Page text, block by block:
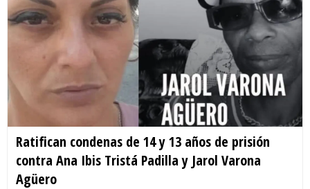
Ratifican condenas de 14 y 13 años de prisión
contra Ana Ibis Tristá Padilla y Jarol Varona
Agüero